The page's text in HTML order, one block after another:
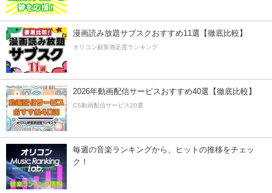
漫画読み放題サブスクおすすめ11選【徹底比較】
オリコン顧客満足度ランキング
2026年動画配信サービスおすすめ40選【徹底比較】
CS動画配信サービス20選
毎週の音楽ランキングから、ヒットの推移をチェッ
ク！